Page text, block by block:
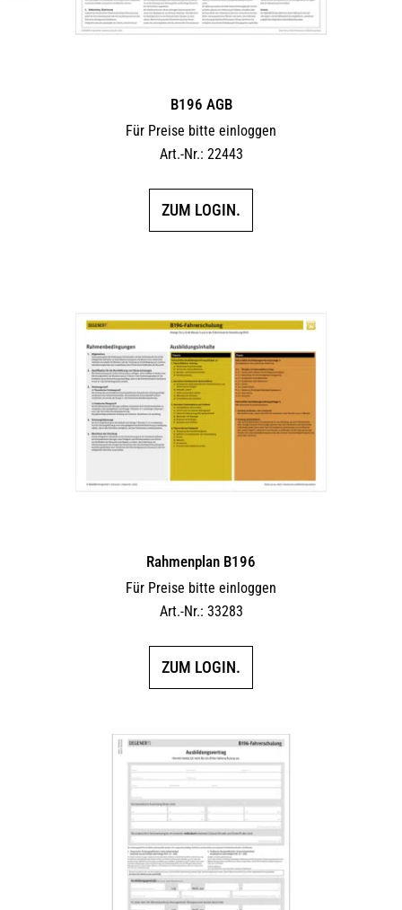
B196 AGB
Für Preise bitte einloggen
Art.-Nr.: 22443
ZUM LOGIN.
Rahmenplan B196
Für Preise bitte einloggen
Art.-Nr.: 33283
ZUM LOGIN.